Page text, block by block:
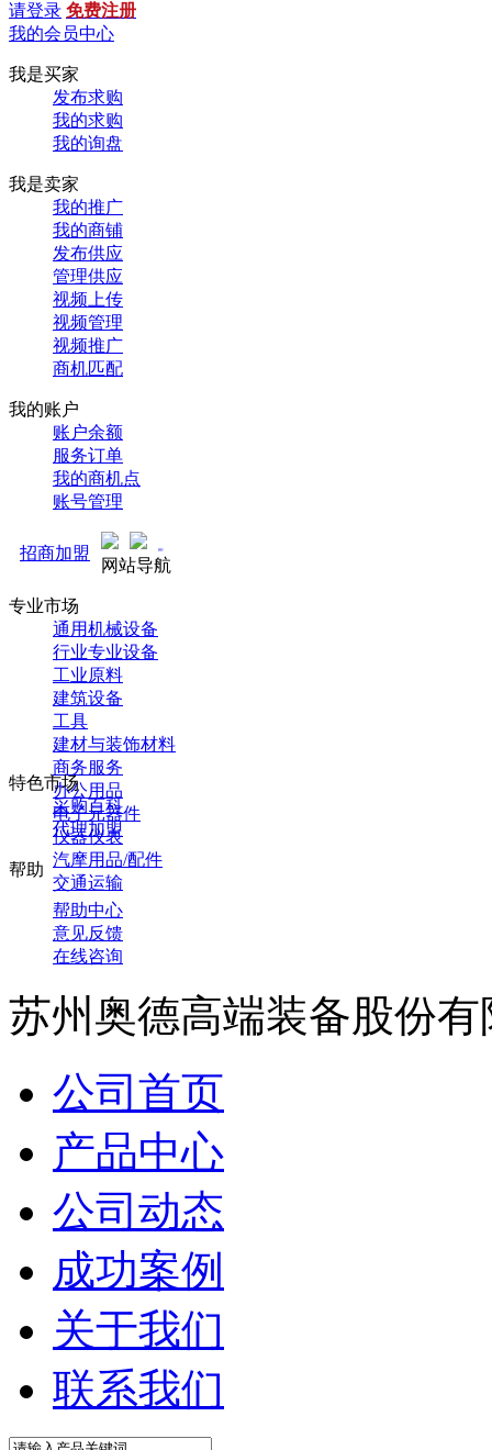
请登录 免费注册
我的会员中心
我是买家
发布求购
我的求购
我的询盘
我是卖家
我的推广
我的商铺
发布供应
管理供应
视频上传
视频管理
视频推广
商机匹配
我的账户
账户余额
服务订单
我的商机点
账号管理
招商加盟
网站导航
专业市场
通用机械设备
行业专业设备
工业原料
建筑设备
工具
建材与装饰材料
商务服务
办公用品
电子元器件
仪器仪表
汽摩用品/配件
交通运输
特色市场
采购百科
代理加盟
帮助中心
意见反馈
在线咨询
苏州奥德高端装备股份
公司首页
产品中心
公司动态
成功案例
关于我们
联系我们